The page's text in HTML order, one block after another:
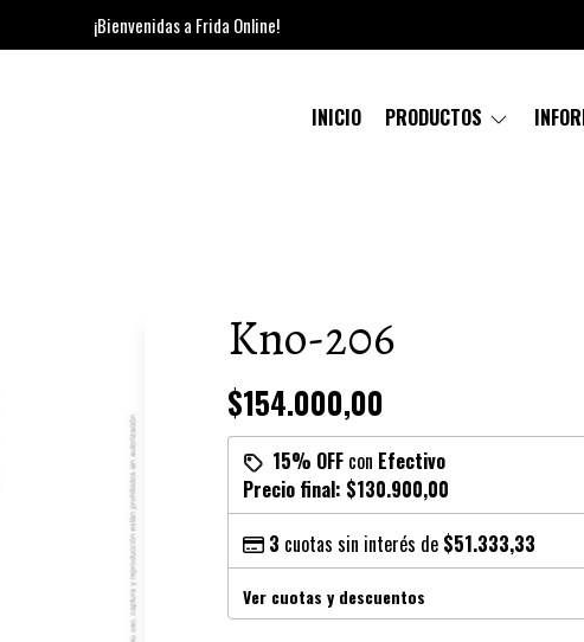
¡Bienvenidas a Frida Online!
INICIO PRODUCTOS
Kno-206
$154.000,00
15% OFFcon Efectivo
Precio final: $130.900,00
3 cuotas sin interés de $51.333,33
Ver cuotas y descuentos